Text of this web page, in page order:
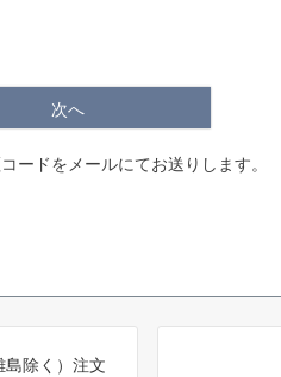
次へ
ードをメールにてお送りします。
除く）注文